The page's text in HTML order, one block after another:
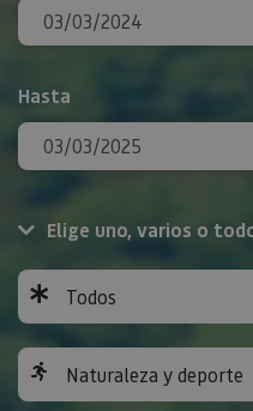
Hasta
Elige uno, varios o
Todos
Naturaleza y deporte